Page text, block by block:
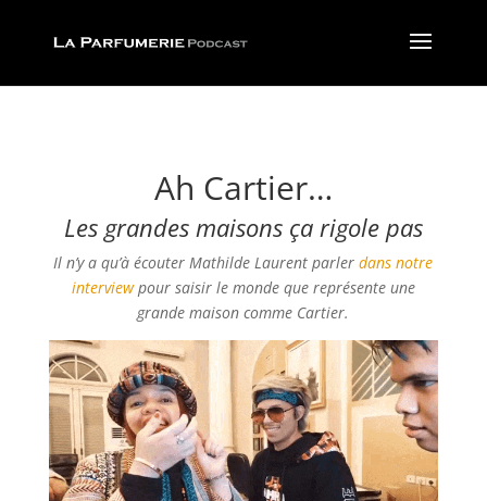
Ah Cartier…
Les grandes maisons ça rigole pas
Il n’y a qu’à écouter Mathilde Laurent parlerdans notre
interviewpour saisir le monde que représente une
grande maison comme Cartier.